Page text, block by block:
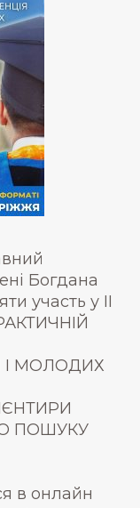
Богдана
участь у II
І МОЛОДИХ
ПОШУКУ
в онлайн